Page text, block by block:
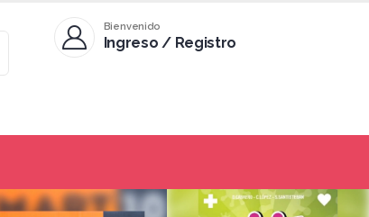
Bienvenido
Ingreso / Registro